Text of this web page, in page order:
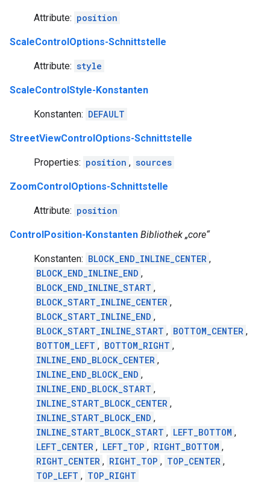
Attribute: position
ScaleControlOptions-Schnittstelle
Attribute: style
ScaleControlStyle-Konstanten
Konstanten: DEFAULT
StreetViewControlOptions-Schnittstelle
Properties: position , sources
ZoomControlOptions-Schnittstelle
Attribute: position
ControlPosition-Konstanten Bibliothek „core“
Konstanten: BLOCK_END_INLINE_CENTER ,
BLOCK_END_INLINE_END ,
BLOCK_END_INLINE_START ,
BLOCK_START_INLINE_CENTER ,
BLOCK_START_INLINE_END ,
BLOCK_START_INLINE_START , BOTTOM_CENTER ,
BOTTOM_LEFT , BOTTOM_RIGHT ,
INLINE_END_BLOCK_CENTER ,
INLINE_END_BLOCK_END ,
INLINE_END_BLOCK_START ,
INLINE_START_BLOCK_CENTER ,
INLINE_START_BLOCK_END ,
INLINE_START_BLOCK_START , LEFT_BOTTOM ,
LEFT_CENTER , LEFT_TOP , RIGHT_BOTTOM ,
RIGHT_CENTER , RIGHT_TOP , TOP_CENTER ,
TOP_LEFT , TOP_RIGHT